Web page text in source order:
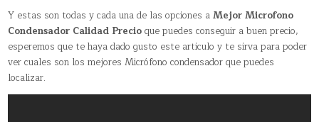
Y estas son todas y cada una de las opciones aMejor Microfono
Condensador Calidad Precioque puedes conseguir a buen precio,
esperemos que te haya dado gusto este articulo y te sirva para poder
ver cuales son los mejores Micrófono condensador que puedes
localizar.